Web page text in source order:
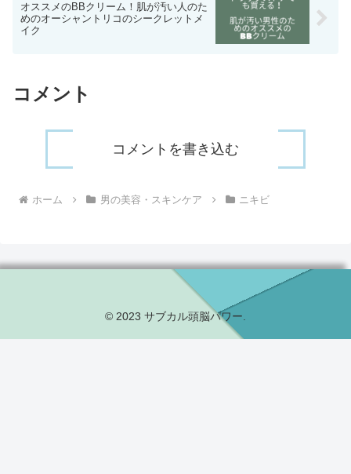
オススメのBBクリーム！肌が汚い人のた
めのオーシャントリコのシークレットメ
イク
コメント
コメントを書き込む
ホーム 男の美容・スキンケア ニキビ
© 2023 サブカル頭脳パワー.